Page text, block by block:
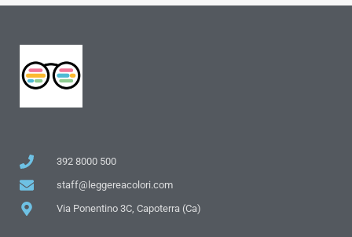
392 8000 500
staff@leggereacolori.com
Via Ponentino 3C, Capoterra (Ca)